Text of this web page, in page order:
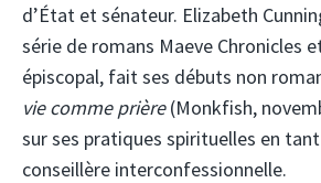
d’État et sénateur. Elizabeth
série de romans Maeve Chronicles
épiscopal, fait ses débuts non
vie comme prière(Monkfish,
sur ses pratiques spirituelles en
conseillère interconfessionnelle.